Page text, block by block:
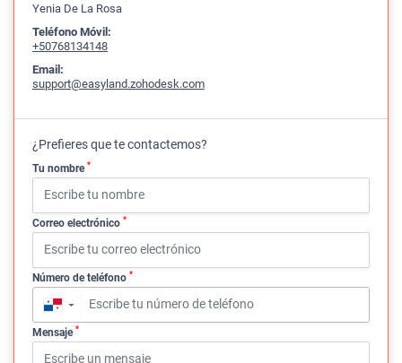
Yenia De La Rosa
Teléfono Móvil:
+50768134148
Email:
support@easyland.zohodesk.com
¿Prefieres que te contactemos?
Tu nombre *
Correo electrónico *
Número de teléfono *
▼
Mensaje *